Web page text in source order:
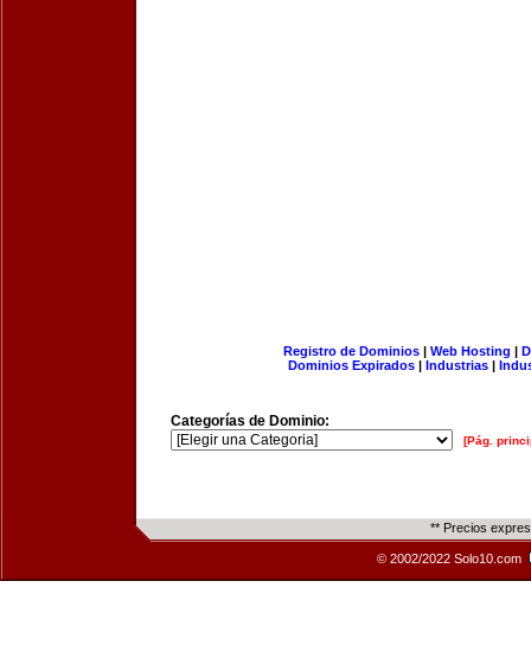
Registro de Dominios| Web Hosting |
Dominios Expirados | Industrias |
Categorías de Dominio:
[Pág.
** Precios
© 2002/2022 Solo10.com